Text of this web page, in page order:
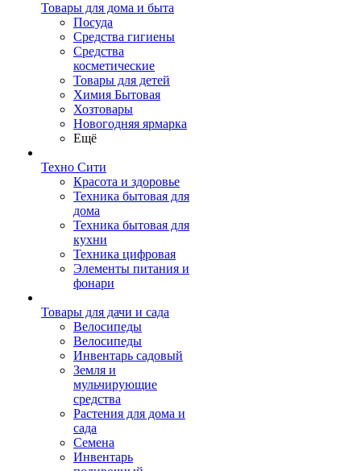
Товары для дома и быта
Посуда
Средства гигиены
Средства
косметические
Товары для детей
Химия Бытовая
Хозтовары
Новогодняя ярмарка
Ещё
Техно Сити
Красота и здоровье
Техника бытовая для
дома
Техника бытовая для
кухни
Техника цифровая
Элементы питания и
фонари
Товары для дачи и сада
Велосипеды
Велосипеды
Инвентарь садовый
Земля и
мульчирующие
средства
Растения для дома и
сада
Семена
Инвентарь